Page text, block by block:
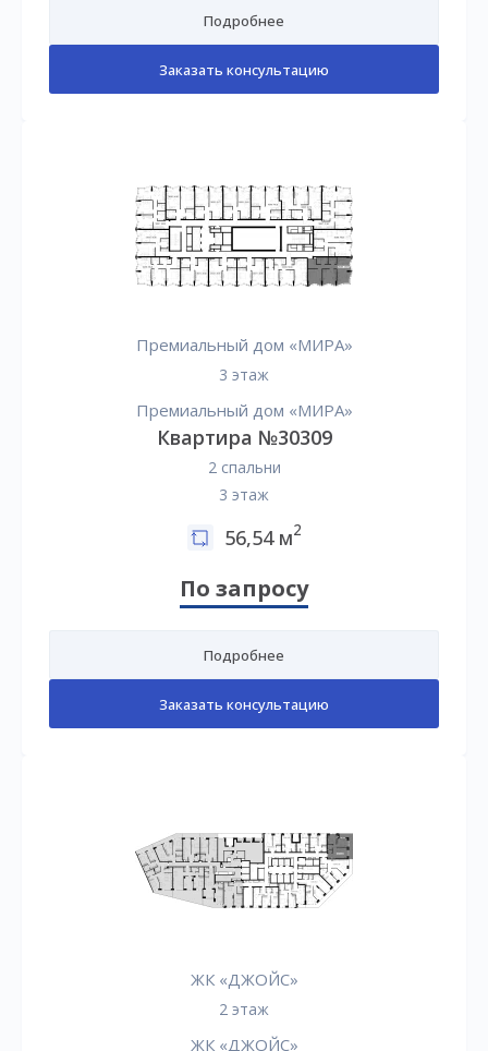
Подробнее
Заказать консультацию
Премиальный дом «МИРА»
3 этаж
Премиальный дом «МИРА»
Квартира №30309
2 спальни
3 этаж
56,54 м2
По запросу
Подробнее
Заказать консультацию
ЖК «ДЖОЙС»
2 этаж
ЖК «ДЖОЙС»